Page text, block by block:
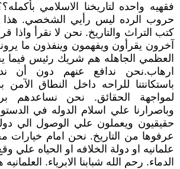
فقهيه واحده لتاريخنا الاسلامي
حروب الرده ليس رأيي الشخصي.
كتب التراث والتاريخ. نحن لا نقرأ واذا
آخرون يقرأون ويفهمون وينفذون ما
العظمي الجاهله هم شريك رئيس فيما
ارهاب.نحن ندافع عنهم دون أن
باستكانتنا للراحه داخل النطاق
لمواجهة الحقائق. نحن نساعدهم
وباصرارنا علي اسلام الدوله في
حقيقيون ويعملون علي الوصول الي
عرفوها من التاريخ. نحن امام خيارات
علمانيه او دولة الخلافه او الحياه علي
الدماء. رحم الله شبابنا الابرياء.